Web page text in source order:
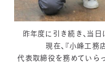
昨年度に引き続き、当
現在、『小峰工
代表取締役を務めてい